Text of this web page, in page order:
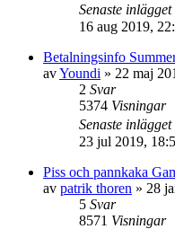
Senaste inlägget
16 aug 2019,
Betalningsinfo
avYoundi » 22 maj
2 Svar
5374 Visningar
Senaste inlägget
23 jul 2019,
Piss och pannkaka
av patrik thoren » 28
5 Svar
8571 Visningar